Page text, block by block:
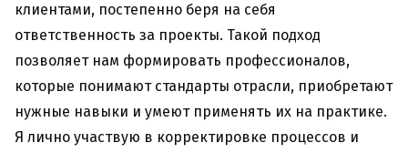
клиентами, постепенно беря на себя
ответственность за проекты. Такой подход
позволяет нам формировать профессионалов,
которые понимают стандарты отрасли, приобретают
нужные навыки и умеют применять их на практике.
Я лично участвую в корректировке процессов и